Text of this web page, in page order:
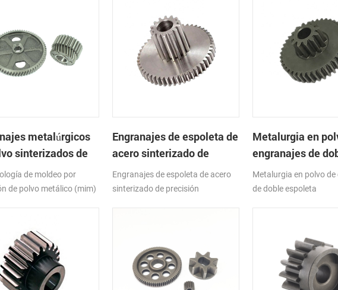
metalúrgicos
sinterizados de
de moldeo por
de polvo metálico (mim)
y complejas.
Engranajes de espoleta de
acero sinterizado de
precisión
Engranajes de espoleta de acero
sinterizado de precisión
Metalurgia en
engranajes de
espoleta
Metalurgia en polvo
de doble espoleta